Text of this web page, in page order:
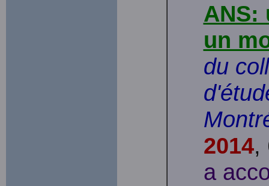
ANS:
un
du
2014,
a